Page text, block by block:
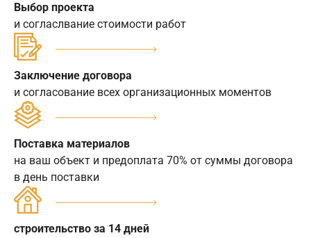
Выбор проекта
и согласлвание стоимости работ
Заключение договора
и согласование всех организационных моментов
Поставка материалов
на ваш объект и предоплата 70% от суммы договора
в день поставки
строительство за 14 дней